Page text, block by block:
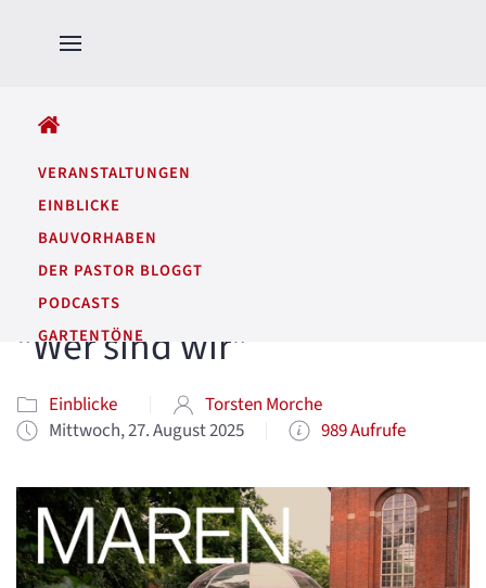
VERANSTALTUNGEN
EINBLICKE
BAUVORHABEN
DER PASTOR BLOGGT
PODCASTS
GARTENTÖNE
"Wer sind wir"
Einblicke
Torsten Morche
Mittwoch, 27. August 2025
989 Aufrufe